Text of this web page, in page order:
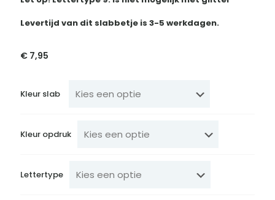
Levertijd van dit slabbetje is 3-5 werkdagen.
€ 7,95
Kleur slab
Kleur opdruk
Lettertype